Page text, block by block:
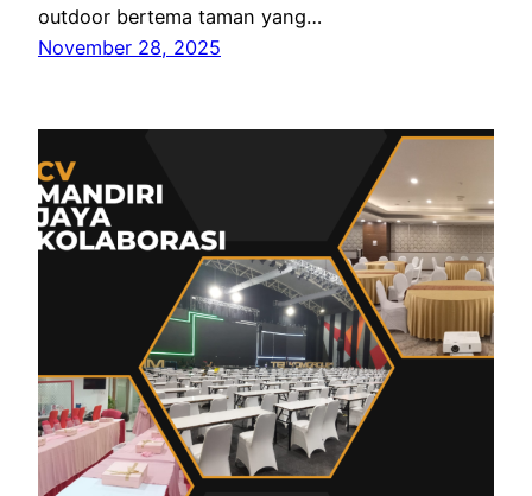
outdoor bertema taman yang…
November 28, 2025